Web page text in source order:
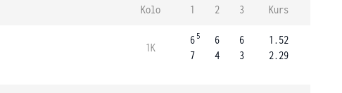
Kolo 1 2 3 Kurs
1K
6 5
7
6
4
6
3
1.52
2.29